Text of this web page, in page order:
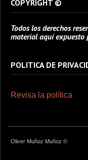
COPYRIGHT ©
Todos los derechos
material aquí
POLITICA DE
Revisa la política
Oliver Muñoz Muñoz ©